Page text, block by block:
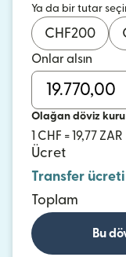
Ya da bir tutar
CHF200
Onlar alsın
Olağan döviz kuru
1 CHF = 19,77 ZAR
Ücret
Transfer
Toplam
Bu